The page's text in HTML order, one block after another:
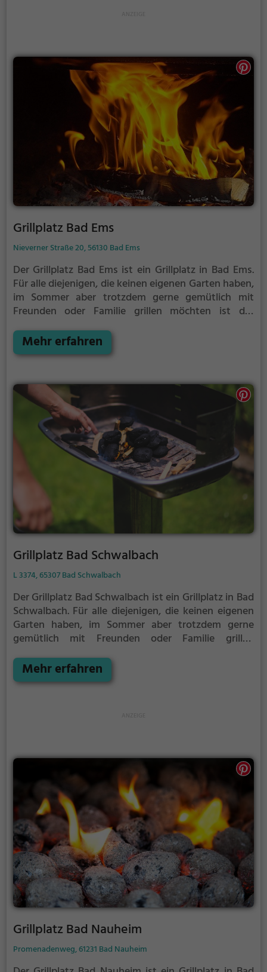
Grillplatz Bad Ems
Nieverner Straße 20, 56130 Bad Ems
Der Grillplatz Bad Ems ist ein Grillplatz in Bad Ems.
Für alle diejenigen, die keinen eigenen Garten haben,
im Sommer aber trotzdem gerne gemütlich mit
Freunden oder Familie grillen möchten ist der
Grillplatzes: keine Nachbarn. Hier kann eine Feier
ruhig auch mal bis spät in die Nacht gehen und
den meisten Fällen unter euch und könnt
niemanden stören.
Mehr erfahren
Grillplatz Bad Schwalbach
L 3374, 65307 Bad Schwalbach
Der Grillplatz Bad Schwalbach ist ein Grillplatz in Bad
Schwalbach. Für alle diejenigen, die keinen eigenen
Garten haben, im Sommer aber trotzdem gerne
gemütlich mit Freunden oder Familie grillen
Lösung.
Mehr erfahren
Grillplatz Bad Nauheim
Promenadenweg, 61231 Bad Nauheim